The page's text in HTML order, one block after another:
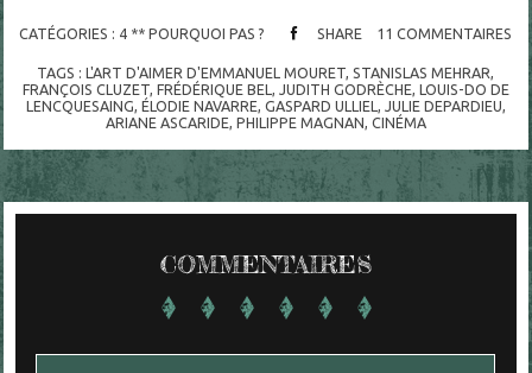
CATÉGORIES : 4 ** POURQUOI PAS ? SHARE 11 COMMENTAIRES
TAGS :L'ART D'AIMER D'EMMANUEL MOURET ,STANISLAS MEHRAR
FRANÇOIS CLUZET, FRÉDÉRIQUE BEL JUDITH GODRÈCHE LOUIS-DO DE
LENCQUESAING ÉLODIE NAVARRE GASPARD ULLIEL JULIE DEPARDIEU
ARIANE ASCARIDE PHILIPPE MAGNAN CINÉMA
COMMENTAIRES